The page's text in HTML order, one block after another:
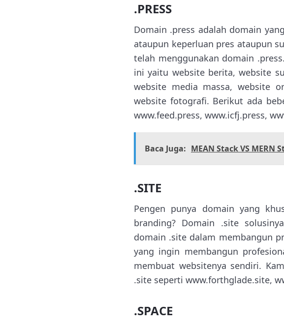
.PRESS
Domain .press adalah domain
ataupun keperluan pres ataupun
telah menggunakan domain
ini yaitu website berita, website
website media massa, website
website fotografi. Berikut ada
www.feed.press, www.icfj.press,
Baca Juga: MEAN Stack VS MERN
.SITE
Pengen punya domain yang
branding? Domain .site
domain .site dalam membangun
yang ingin membangun
membuat websitenya sendiri.
.site seperti www.forthglade.site,
.SPACE